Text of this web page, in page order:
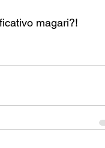
magari?!